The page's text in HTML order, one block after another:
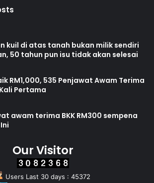
kuil di atas tanah bukan milik sendiri
50 tahun pun isu tidak akan selesai
RM1,000, 535 Penjawat Awam Terima
Pertama
awam terima BKK RM300 sempena
Our Visitor
Users Last 30 days : 45372